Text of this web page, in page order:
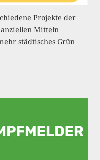
Projekte der
Mitteln
städtisches Grün